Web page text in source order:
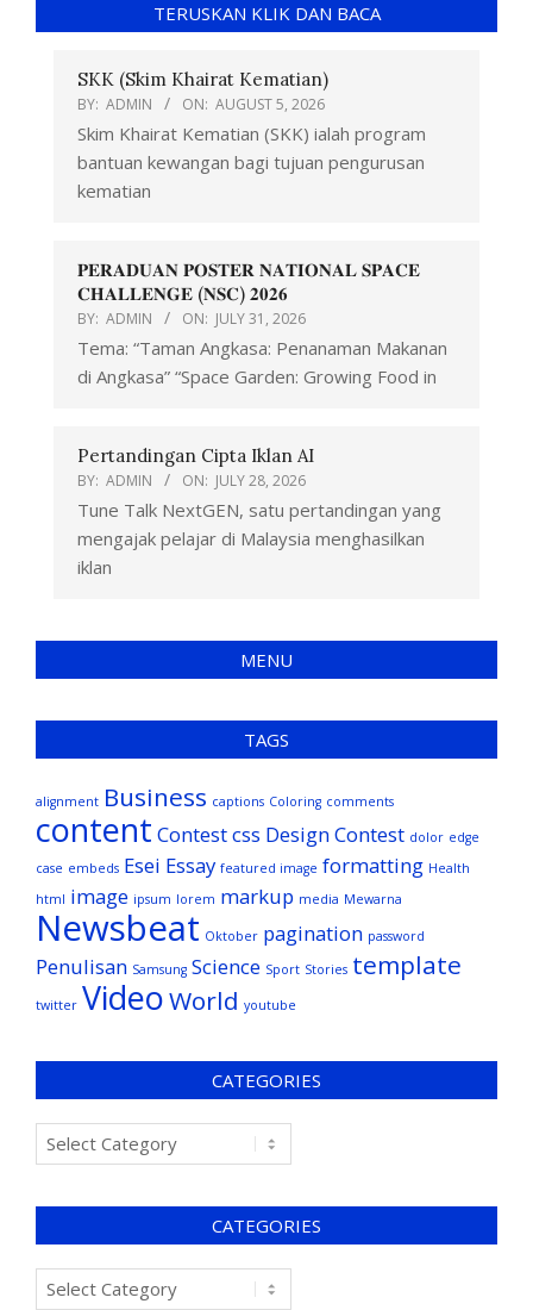
TERUSKAN KLIK DAN BACA
SKK (Skim Khairat Kematian)
BY: ADMIN ON: AUGUST 5, 2026
Skim Khairat Kematian (SKK) ialah program
bantuan kewangan bagi tujuan pengurusan
kematian
𝐏𝐄𝐑𝐀𝐃𝐔𝐀𝐍 𝐏𝐎𝐒𝐓𝐄𝐑 𝐍𝐀𝐓𝐈𝐎𝐍𝐀𝐋 𝐒𝐏𝐀𝐂𝐄
𝐂𝐇𝐀𝐋𝐋𝐄𝐍𝐆𝐄 (𝐍𝐒𝐂) 𝟐𝟎𝟐𝟔
BY: ADMIN ON: JULY 31, 2026
Tema: “Taman Angkasa: Penanaman Makanan
di Angkasa” “Space Garden: Growing Food in
Pertandingan Cipta Iklan AI
BY: ADMIN ON: JULY 28, 2026
Tune Talk NextGEN, satu pertandingan yang
mengajak pelajar di Malaysia menghasilkan
iklan
MENU
TAGS
alignment Business captions Coloring comments
content Contestcss Design Contest dolor edge
case embeds Esei Essay featured image formatting Health
html image ipsum lorem markup media Mewarna
Newsbeat Oktober pagination password
Penulisan Samsung Science Sport Stories template
twitter VideoWorld youtube
CATEGORIES
CATEGORIES